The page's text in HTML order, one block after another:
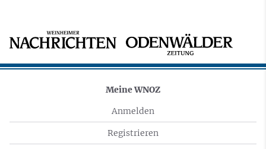
Meine WNOZ
Anmelden
Registrieren